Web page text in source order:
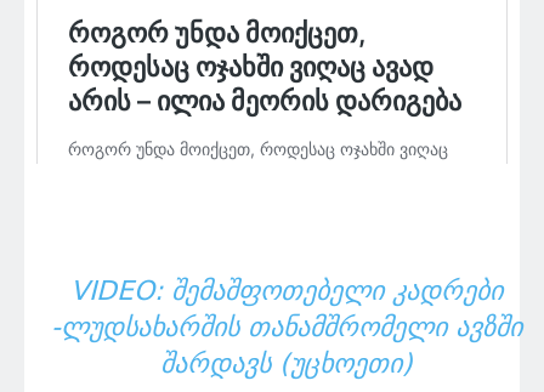
VIDEO: ᲨᲔᲛᲐᲨᲤᲝᲗᲔᲑᲔᲚᲘ ᲙᲐᲓᲠᲔᲑᲘ
-ᲚᲣᲓᲡᲐᲮᲐᲠᲨᲘᲡ ᲗᲐᲜᲐᲛᲨᲠᲝᲛᲔᲚᲘ ᲐᲕᲖᲨᲘ
ᲨᲐᲠᲓᲐᲕᲡ (ᲣᲪᲮᲝᲔᲗᲘ)